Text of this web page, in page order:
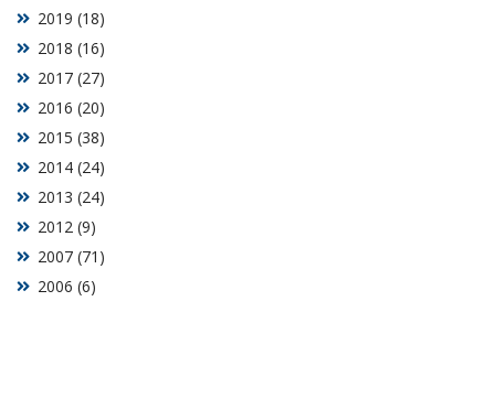
2006 (6)
2007 (71)
2012 (9)
2013 (24)
2014 (24)
2015 (38)
2016 (20)
2017 (27)
2018 (16)
2019 (18)